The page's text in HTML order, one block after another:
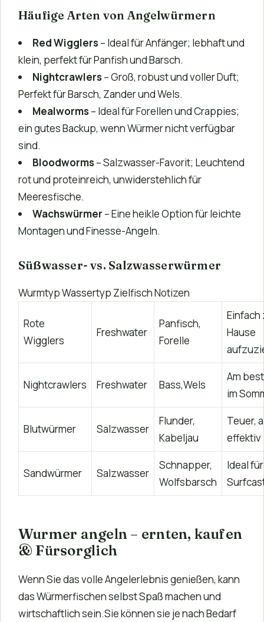
Häufige Arten von Angelwürmern
Red Wigglers – Ideal für Anfänger; lebhaft und
klein, perfekt für Panfish und Barsch.
Nightcrawlers – Groß, robust und voller Duft;
Perfekt für Barsch, Zander und Wels.
Mealworms – Ideal für Forellen und Crappies;
ein gutes Backup, wenn Würmer nicht verfügbar
sind.
Bloodworms – Salzwasser-Favorit; Leuchtend
rot und proteinreich, unwiderstehlich für
Meeresfische.
Wachswürmer – Eine heikle Option für leichte
Montagen und Finesse-Angeln.
Süßwasser- vs. Salzwasserwürmer
Wurmtyp Wassertyp Zielfisch Notizen
Rote
Wigglers
Freshwater
Panfisch,
Forelle
Einfach
Hause
Nightcrawlers Freshwater Bass,Wels
Am
im
Blutwürmer Salzwasser
Flunder,
Kabeljau
Teuer,
effektiv
Sandwürmer Salzwasser
Schnapper,
Wolfsbarsch
Ideal für
Wurmer angeln – ernten, kaufen
& Fürsorglich
Wenn Sie das volle Angelerlebnis genießen, kann
das Würmerfischen selbst Spaß machen und
wirtschaftlich sein.Sie können sie je nach Bedarf